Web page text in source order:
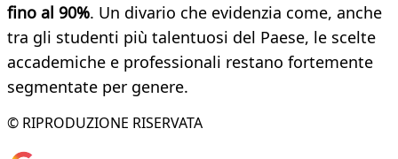
fino al 90%. Un divario che evidenzia come, anche
tra gli studenti più talentuosi del Paese, le scelte
accademiche e professionali restano fortemente
segmentate per genere.
© RIPRODUZIONE RISERVATA